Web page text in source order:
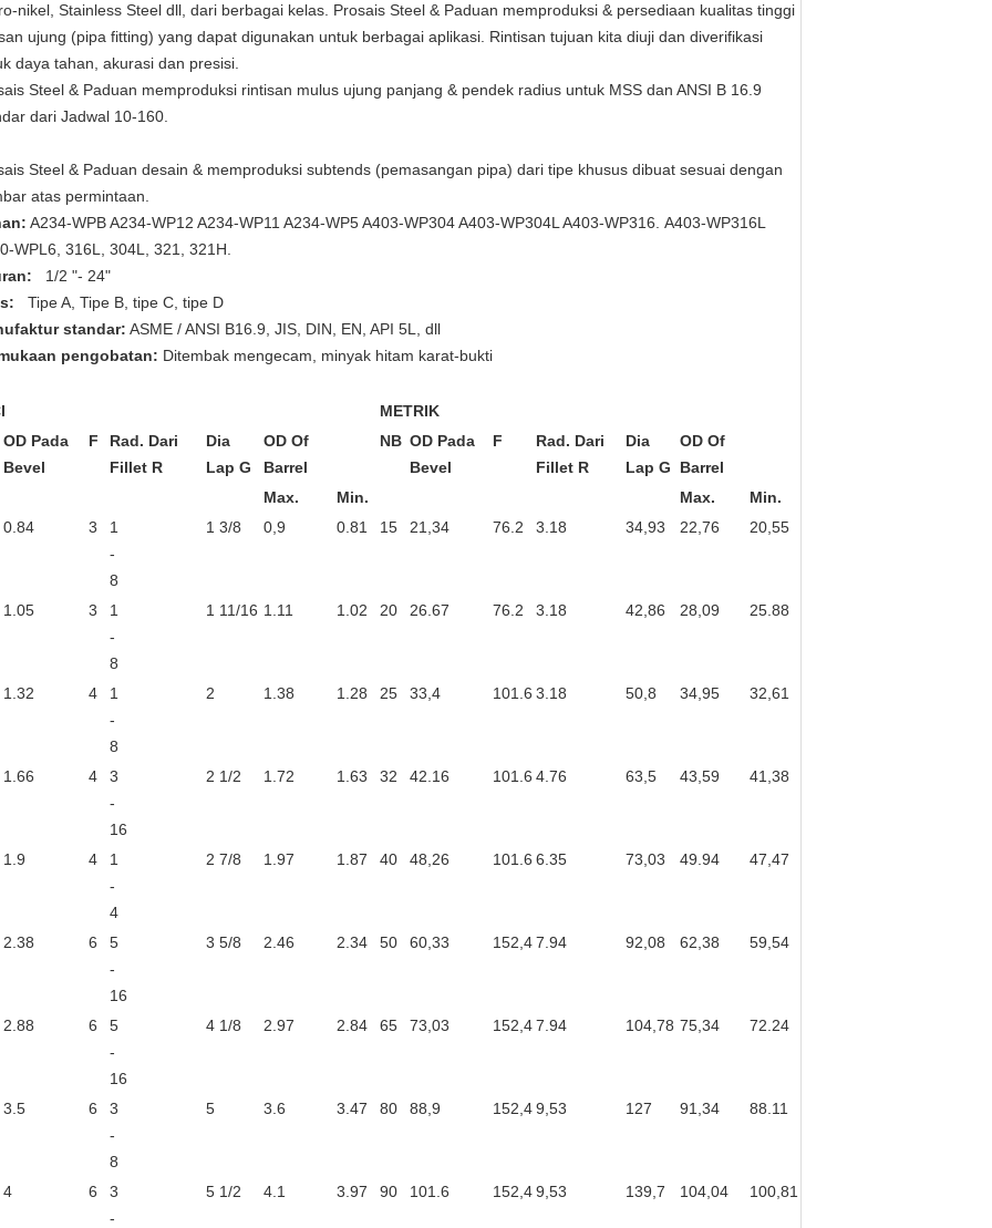
nikel, Stainless Steel dll, dari berbagai kelas. Prosais Steel & Paduan memproduksi & persediaan kualitas tinggi
ujung (pipa fitting) yang dapat digunakan untuk berbagai aplikasi. Rintisan tujuan kita diuji dan diverifikasi
daya tahan, akurasi dan presisi.
Steel & Paduan memproduksi rintisan mulus ujung panjang & pendek radius untuk MSS dan ANSI B 16.9
dari Jadwal 10-160.
Steel & Paduan desain & memproduksi subtends (pemasangan pipa) dari tipe khusus dibuat sesuai dengan
atas permintaan.
A234-WPB A234-WP12 A234-WP11 A234-WP5 A403-WP304 A403-WP304L A403-WP316. A403-WP316L
WPL6, 316L, 304L, 321, 321H.
1/2 "- 24"
Tipe A, Tipe B, tipe C, tipe D
standar: ASME / ANSI B16.9, JIS, DIN, EN, API 5L, dll
pengobatan: Ditembak mengecam, minyak hitam karat-bukti
METRIK
OD Pada
Bevel
F Rad. Dari
Fillet R
Dia
Lap G
OD Of
Barrel
NB OD Pada
Bevel
F Rad. Dari
Fillet R
Dia
Lap G
OD Of
Barrel
Max.
Min. Max.
Min.
0.84 3
1
-
8
1 3/8 0,9 0.81 15 21,34 76.2 3.18 34,93 22,76 20,55
1.05 3
1
-
8
1 11/16 1.11 1.02 20 26.67 76.2 3.18 42,86 28,09 25.88
1.32 4
1
-
8
2 1.38 1.28 25 33,4 101.6 3.18 50,8 34,95 32,61
1.66 4
3
-
16
2 1/2 1.72 1.63 32 42.16 101.6 4.76 63,5 43,59 41,38
1.9 4
1
-
4
2 7/8 1.97 1.87 40 48,26 101.6 6.35 73,03 49.94 47,47
2.38 6
5
-
16
3 5/8 2.46 2.34 50 60,33 152,47.94 92,08 62,38 59,54
2.88 6
5
-
16
4 1/8 2.97 2.84 65 73,03 152,47.94 104,78 75,34 72.24
3.5 6
3
-
8
5 3.6 3.47 80 88,9 152,49,53 127 91,34 88.11
4 6
3
-
5 1/2 4.1 3.97 90 101.6 152,49,53 139,7 104,04 100,81